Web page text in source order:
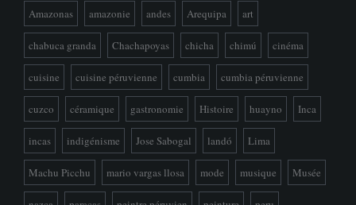
Amazonas amazonie andes Arequipa art
chabuca granda Chachapoyas chicha chimú cinéma
cuisine cuisine péruvienne cumbia cumbia péruvienne
cuzco céramique gastronomie Histoire huayno Inca
incas indigénisme Jose Sabogal landó Lima
Machu Picchu mario vargas llosa mode musique Musée